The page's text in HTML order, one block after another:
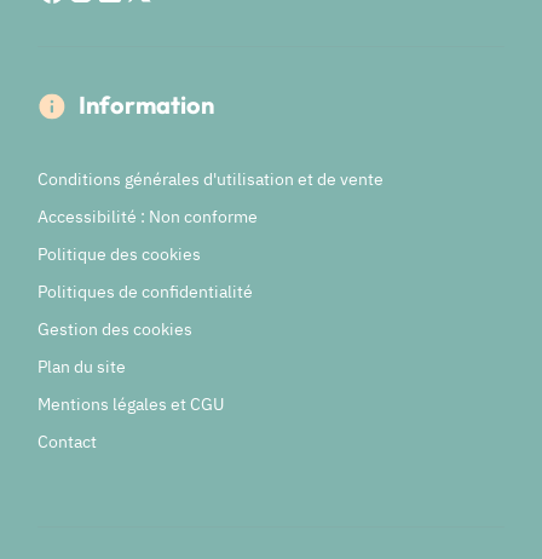
Information
Conditions générales d'utilisation et de vente
Accessibilité : Non conforme
Politique des cookies
Politiques de confidentialité
Gestion des cookies
Plan du site
Mentions légales et CGU
Contact